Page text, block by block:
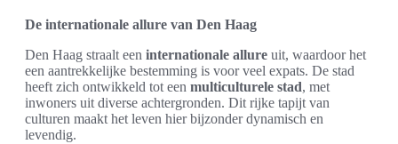
De internationale allure van Den Haag
Den Haag straalt een internationale allure uit, waardoor het
een aantrekkelijke bestemming is voor veel expats. De stad
heeft zich ontwikkeld tot een multiculturele stad, met
inwoners uit diverse achtergronden. Dit rijke tapijt van
culturen maakt het leven hier bijzonder dynamisch en
levendig.